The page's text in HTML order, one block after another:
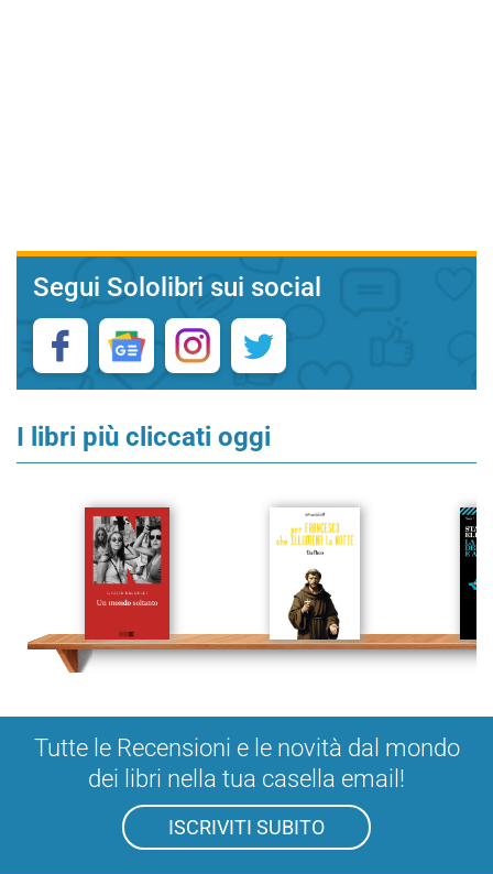
Segui Sololibri sui social
I libri più cliccati oggi
Tutte le Recensioni e le novità dal mondo
dei libri nella tua casella email!
ISCRIVITI SUBITO